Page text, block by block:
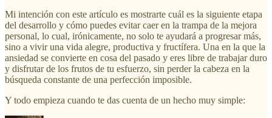
Mi intención con este artículo es mostrarte cuál es la siguiente etapa
del desarrollo y cómo puedes evitar caer en la trampa de la mejora
personal, lo cual, irónicamente, no solo te ayudará a progresar más,
sino a vivir una vida alegre, productiva y fructífera. Una en la que la
ansiedad se convierte en cosa del pasado y eres libre de trabajar duro
y disfrutar de los frutos de tu esfuerzo, sin perder la cabeza en la
búsqueda constante de una perfección imposible.
Y todo empieza cuando te das cuenta de un hecho muy simple: